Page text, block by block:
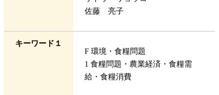
佐藤 亮子
キーワード１
F 環境・食糧問題
1 食糧問題・農業経済・食糧需
給・食糧消費